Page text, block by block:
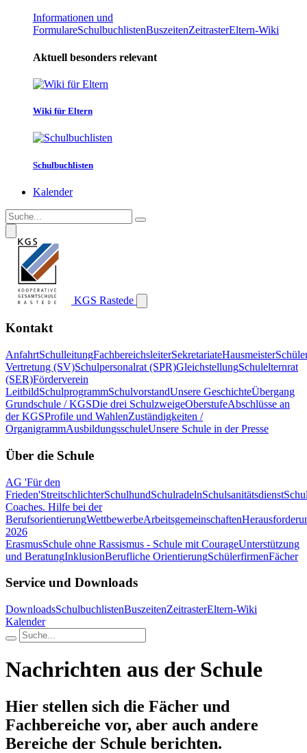
Informationen und
FormulareSchulbuchlistenBuszeitenZeitrasterEltern-Wiki
Aktuell besonders relevant
Wiki für Eltern
Schulbuchlisten
Kalender
KGS Rastede
Kontakt
AnfahrtSchulleitungFachbereichsleiterSekretariateHausmeister
Vertretung (SV)Schulpersonalrat (SPR)GleichstellungSchulelternrat
(SER)Förderverein
LeitbildSchulprogrammSchulvorstandUnsere GeschichteÜbergang
Grundschule / KGSDie drei SchulzweigeOberstufeAbschlüsse an
der KGSProfile und WahlenZuständigkeiten /
OrganigrammAusbildungsschuleUnsere Schule in der Presse
Über die Schule
AG 'Für den
Frieden'StreitschlichterSchulhundSchulradelnSchulsanitätsdienst
Coaches. Hilfe bei der
BerufsorientierungWettbewerbeArbeitsgemeinschaften
2026
ErasmusSchule ohne Rassismus - Schule mit CourageUnterstützung
und BeratungInklusionBerufliche OrientierungSchülerfirmenFächer
Service und Downloads
DownloadsSchulbuchlistenBuszeitenZeitrasterEltern-Wiki
Kalender
Nachrichten aus der Schule
Hier stellen sich die Fächer und
Fachbereiche vor, aber auch andere
Bereiche der Schule berichten.